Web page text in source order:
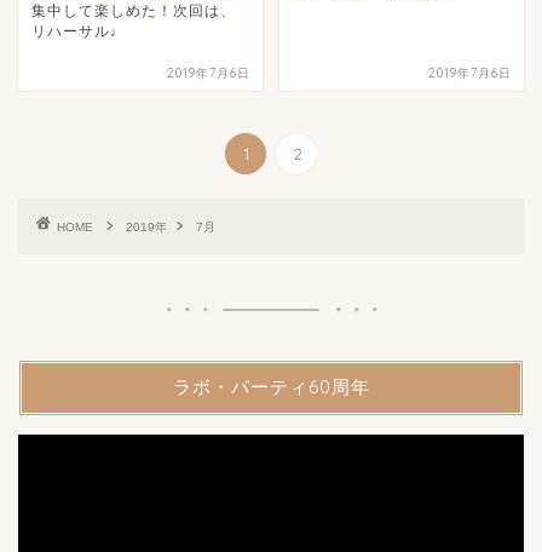
集中して楽しめた！次回は、
リハーサル♩
2019年7月6日 2019年7月6日
1 2
HOME 2019年 7月
ラボ・パーティ60周年